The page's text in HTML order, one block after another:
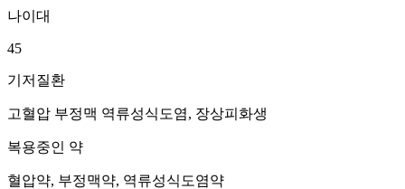
나이대
45
기저질환
고혈압 부정맥 역류성식도염, 장상피화생
복용중인 약
혈압약, 부정맥약, 역류성식도염약